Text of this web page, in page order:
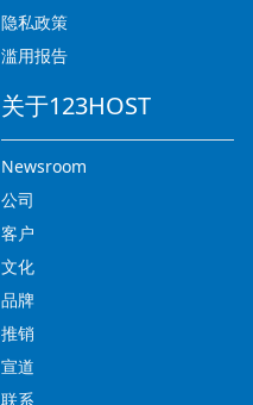
隐私政策
滥用报告
关于123HOST
Newsroom
公司
客户
文化
品牌
推销
宣道
联系